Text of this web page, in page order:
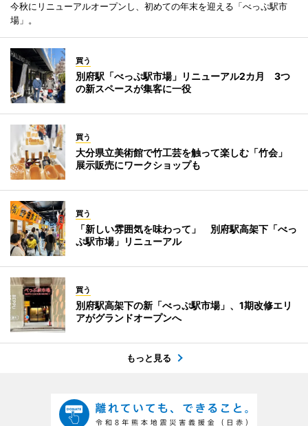
今秋にリニューアルオープンし、初めての年末を迎える「べっぷ駅市
場」。
買う
別府駅「べっぷ駅市場」リニューアル2カ月 3つ
の新スペースが集客に一役
買う
大分県立美術館で竹工芸を触って楽しむ「竹会」
展示販売にワークショップも
買う
「新しい雰囲気を味わって」 別府駅高架下「べっ
ぷ駅市場」リニューアル
買う
別府駅高架下の新「べっぷ駅市場」、1期改修エリ
アがグランドオープンへ
もっと見る